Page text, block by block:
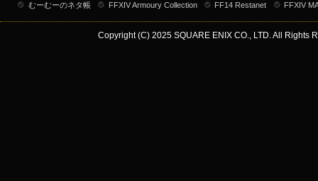
むーむーのネタ帳
FFXIV Armoury Collection FF14 Restanet FFXIV
Copyright (C) 2025 SQUARE ENIX CO., LTD. All Rights